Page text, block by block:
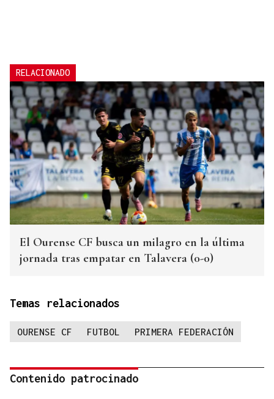
RELACIONADO
El Ourense CF busca un milagro en la última
jornada tras empatar en Talavera (0-0)
Temas relacionados
OURENSE CF FUTBOL PRIMERA FEDERACIÓN
Contenido patrocinado